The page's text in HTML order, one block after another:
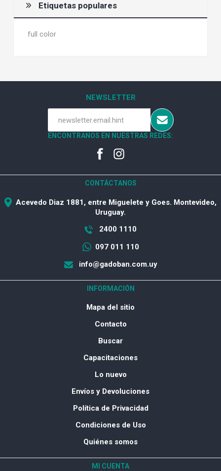
Etiquetas populares
full color
NEWSLETTER
ENCONTRANOS EN NUESTRAS REDES:
CONTÁCTANOS
Acevedo Diaz 1881, entre Miguelete y Goes. Montevideo,
Uruguay.
2400 1110
097 011 110
info@gadoban.com.uy
INFORMACIÓN
Mapa del sitio
Contacto
Buscar
Capacitaciones
Lo nuevo
Envíos y Devoluciones
Política de Privacidad
Condiciones de Uso
Quiénes somos
MI CUENTA